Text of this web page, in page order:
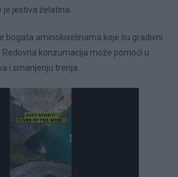
jestiva želatina.
bogata aminokiselinama koje su gradivni
Redovna konzumacija može pomoći u
i smanjenju trenja.